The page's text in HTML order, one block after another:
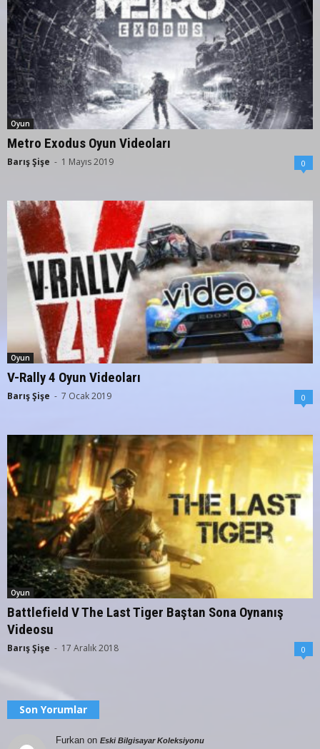
Oyun
Metro Exodus Oyun Videoları
Barış Şişe - 1 Mayıs 2019 0
Oyun
V-Rally 4 Oyun Videoları
Barış Şişe - 7 Ocak 2019 0
Oyun
Battlefield V The Last Tiger Baştan Sona Oynanış
Videosu
Barış Şişe - 17 Aralık 2018 0
Son Yorumlar
Furkan on Eski Bilgisayar Koleksiyonu